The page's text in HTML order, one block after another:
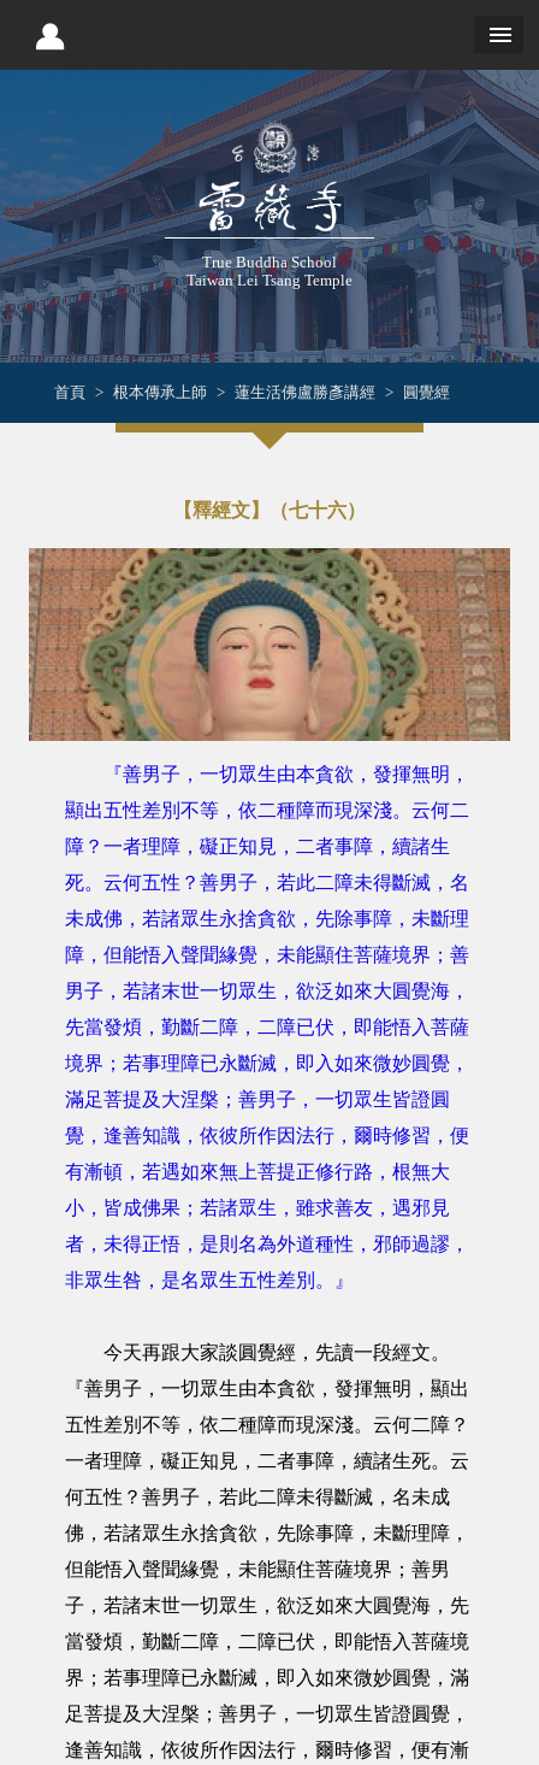
True Buddha School
Taiwan Lei Tsang Temple
首頁 根本傳承上師 蓮生活佛盧勝彥講經 圓覺經
【釋經文】（七十六）
『善男子，一切眾生由本貪欲，發揮無明，
顯出五性差別不等，依二種障而現深淺。云何二
障？一者理障，礙正知見，二者事障，續諸生
死。云何五性？善男子，若此二障未得斷滅，名
未成佛，若諸眾生永捨貪欲，先除事障，未斷理
障，但能悟入聲聞緣覺，未能顯住菩薩境界；善
男子，若諸末世一切眾生，欲泛如來大圓覺海，
先當發煩，勤斷二障，二障已伏，即能悟入菩薩
境界；若事理障已永斷滅，即入如來微妙圓覺，
滿足菩提及大涅槃；善男子，一切眾生皆證圓
覺，逢善知識，依彼所作因法行，爾時修習，便
有漸頓，若遇如來無上菩提正修行路，根無大
小，皆成佛果；若諸眾生，雖求善友，遇邪見
者，未得正悟，是則名為外道種性，邪師過謬，
非眾生咎，是名眾生五性差別。』
今天再跟大家談圓覺經，先讀一段經文。
『善男子，一切眾生由本貪欲，發揮無明，顯出
五性差別不等，依二種障而現深淺。云何二障？
一者理障，礙正知見，二者事障，續諸生死。云
何五性？善男子，若此二障未得斷滅，名未成
佛，若諸眾生永捨貪欲，先除事障，未斷理障，
但能悟入聲聞緣覺，未能顯住菩薩境界；善男
子，若諸末世一切眾生，欲泛如來大圓覺海，先
當發煩，勤斷二障，二障已伏，即能悟入菩薩境
界；若事理障已永斷滅，即入如來微妙圓覺，滿
足菩提及大涅槃；善男子，一切眾生皆證圓覺，
逢善知識，依彼所作因法行，爾時修習，便有漸